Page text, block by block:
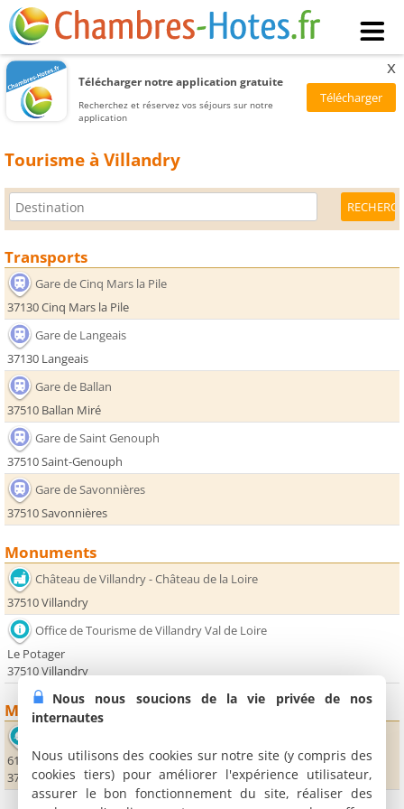
Télécharger notre application gratuite
Recherchez et réservez vos séjours sur notre
application
x
Tourisme à Villandry
Transports
Gare de Cinq Mars la Pile
37130 Cinq Mars la Pile
Gare de Langeais
37130 Langeais
Gare de Ballan
37510 Ballan Miré
Gare de Saint Genouph
37510 Saint-Genouph
Gare de Savonnières
37510 Savonnières
Monuments
Château de Villandry - Château de la Loire
37510 Villandry
Office de Tourisme de Villandry Val de Loire
Le Potager
37510 Villandry
Musées
61 route des Grottes Petrifiantes
37510 Savonnières
Nous nous soucions de la vie privée de nos
internautes
Nous utilisons des cookies sur notre site (y compris des
cookies tiers) pour améliorer l'expérience utilisateur,
assurer le bon fonctionnement du site, réaliser des